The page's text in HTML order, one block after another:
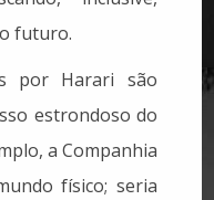
futuro.
por Harari são
estrondoso do
a Companhia
físico; seria